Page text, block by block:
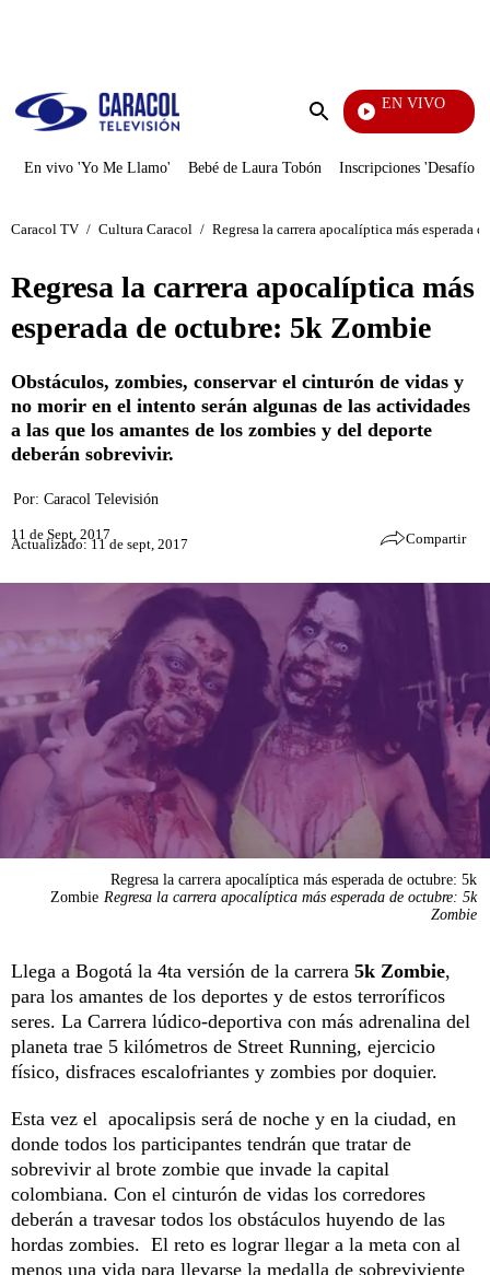
Enviar
EN VIVO
Doble Vía
En vivo 'Yo Me Llamo' Bebé de Laura Tobón Inscripciones 'Desafío'
Caracol TV / Cultura Caracol / Regresa la carrera apocalíptica más esperada
Regresa la carrera apocalíptica más
esperada de octubre: 5k Zombie
Obstáculos, zombies, conservar el cinturón de vidas y
no morir en el intento serán algunas de las actividades
a las que los amantes de los zombies y del deporte
deberán sobrevivir.
Por: Caracol Televisión
11 de Sept, 2017
Actualizado: 11 de sept, 2017 Compartir
Regresa la carrera apocalíptica más esperada de octubre: 5k
Zombie Regresa la carrera apocalíptica más esperada de octubre: 5k
Zombie
Llega a Bogotá la 4ta versión de la carrera 5k Zombie,
para los amantes de los deportes y de estos terroríficos
seres. La Carrera lúdico-deportiva con más adrenalina del
planeta trae 5 kilómetros de Street Running, ejercicio
físico, disfraces escalofriantes y zombies por doquier.
Esta vez el apocalipsis será de noche y en la ciudad, en
donde todos los participantes tendrán que tratar de
sobrevivir al brote zombie que invade la capital
colombiana. Con el cinturón de vidas los corredores
deberán a travesar todos los obstáculos huyendo de las
hordas zombies. El reto es lograr llegar a la meta con al
menos una vida para llevarse la medalla de sobreviviente